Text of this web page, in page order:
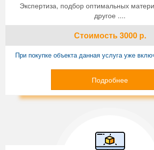
Экспертиза, подбор оптимальных
другое ....
Стоимость3000р.
При покупке объекта данная услуга уже
Подробнее